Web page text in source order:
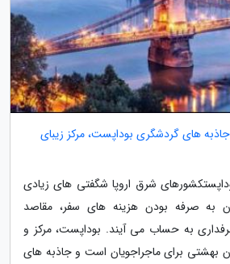
جاذبه های گردشگری بوداپست، مرکز زیبای
شرق اروپا شگفتی های زیادی
به صرفه بودن هزینه های سفر، مقاصد
به حساب می آیند. بوداپست، مرکز و
بهشتی برای ماجراجویان است و جاذبه های